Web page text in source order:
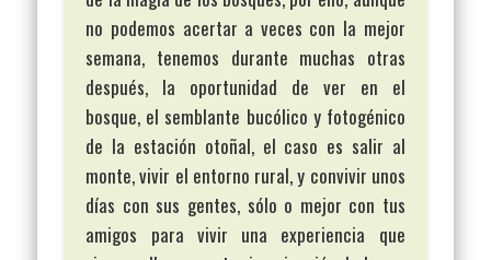
no podemos acertar a veces con la mejor
semana, tenemos durante muchas otras
después, la oportunidad de ver en el
bosque, el semblante bucólico y fotogénico
de la estación otoñal, el caso es salir al
monte, vivir el entorno rural, y convivir unos
días con sus gentes, sólo o mejor con tus
amigos para vivir una experiencia que